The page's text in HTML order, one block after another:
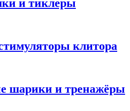
и тиклеры
клитора
шарики и тренажёры